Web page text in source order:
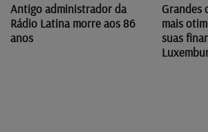
Antigo administrador da
Rádio Latina morre aos 86
anos
Grandes
mais
suas